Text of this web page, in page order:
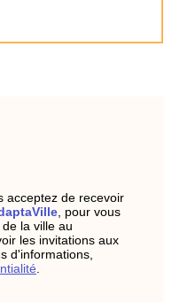
acceptez de recevoir
, pour vous
la ville au
les invitations aux
d'informations,
.